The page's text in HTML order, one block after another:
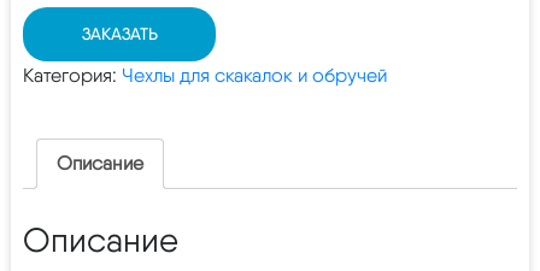
ЗАКАЗАТЬ
Категория: Чехлы для скакалок и обручей
Описание
Описание